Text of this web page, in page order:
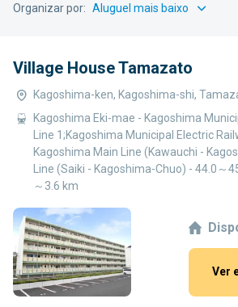
Organizar por:
Village House Tamazato
Kagoshima-ken, Kagoshima-shi,
Kagoshima Eki-mae - Kagoshima
Line 1;Kagoshima Municipal Electric
Kagoshima Main Line (Kawauchi -
Line (Saiki - Kagoshima-Chuo) - 44.0～
～3.6 km
Ver